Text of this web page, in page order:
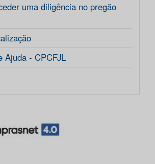
uma diligência no pregão
- CPCFJL